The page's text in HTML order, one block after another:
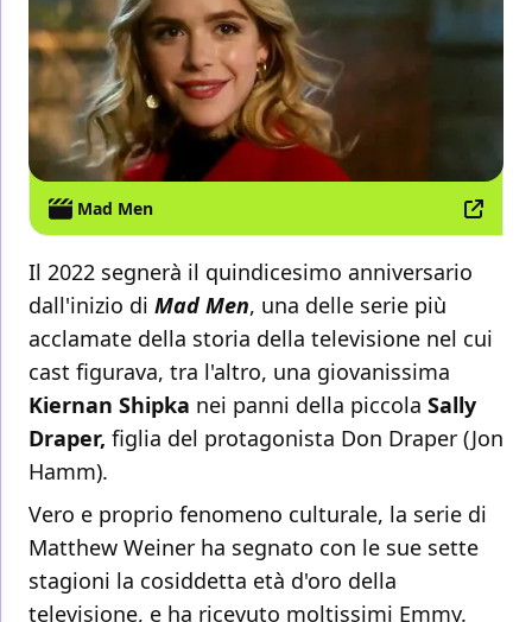
Mad Men
Il 2022 segnerà il quindicesimo anniversario
dall'inizio di Mad Men, una delle serie più
acclamate della storia della televisione nel cui
cast figurava, tra l'altro, una giovanissima
Kiernan Shipka nei panni della piccola Sally
Draper, figlia del protagonista Don Draper (Jon
Hamm).
Vero e proprio fenomeno culturale, la serie di
Matthew Weiner ha segnato con le sue sette
stagioni la cosiddetta età d'oro della
televisione, e ha ricevuto moltissimi Emmy.